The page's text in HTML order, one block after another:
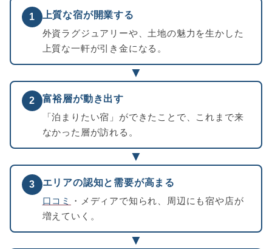
1
上質な宿が開業する
外資ラグジュアリーや、土地の魅力を生かした
上質な一軒が引き金になる。
▼
2
富裕層が動き出す
「泊まりたい宿」ができたことで、これまで来
なかった層が訪れる。
▼
3
エリアの認知と需要が高まる
口コミ
・メディアで知られ、周辺にも宿や店が
増えていく。
▼